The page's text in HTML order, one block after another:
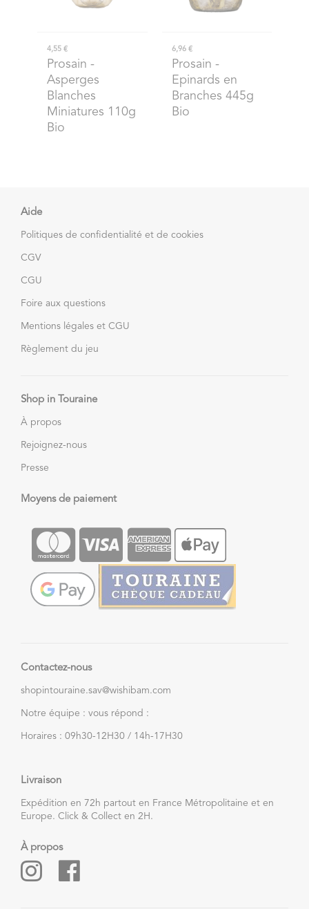
4,55 €
Prosain -
Asperges
Blanches
Miniatures 110g
Bio
6,96 €
Prosain -
Epinards en
Branches 445g
Bio
Aide
Politiques de confidentialité et de cookies
CGV
CGU
Foire aux questions
Mentions légales et CGU
Règlement du jeu
Shop in Touraine
À propos
Rejoignez-nous
Presse
Moyens de paiement
Contactez-nous
shopintouraine.sav@wishibam.com
Notre équipe : vous répond :
Horaires : 09h30-12H30 / 14h-17H30
Livraison
Expédition en 72h partout en France Métropolitaine et en
Europe. Click & Collect en 2H.
À propos